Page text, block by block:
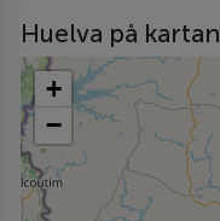
Huelva på kartan
+
−